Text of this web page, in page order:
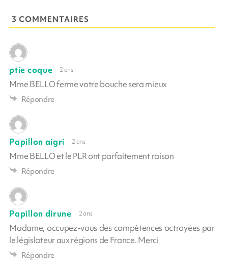
3 COMMENTAIRES
ptie coque 2 ans
Mme BELLO ferme votre bouche sera mieux
Répondre
Papillon aigri 2 ans
Mme BELLO et le PLR ont parfaitement raison
Répondre
Papillon dirune 2 ans
Madame, occupez-vous des compétences octroyées par
le législateur aux régions de France. Merci
Répondre